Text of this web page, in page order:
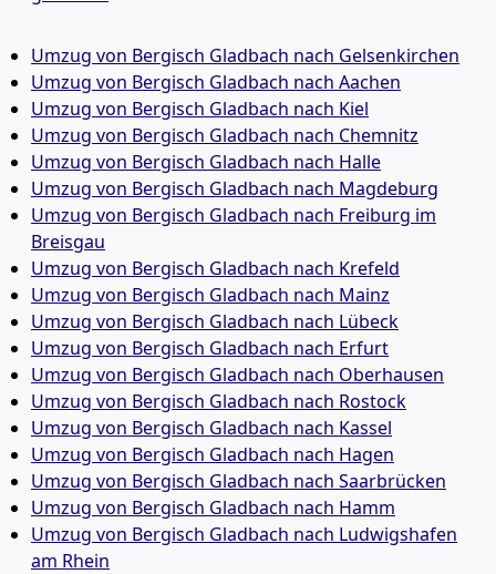
Umzug von Bergisch Gladbach nach Gelsenkirchen
Umzug von Bergisch Gladbach nach Aachen
Umzug von Bergisch Gladbach nach Kiel
Umzug von Bergisch Gladbach nach Chemnitz
Umzug von Bergisch Gladbach nach Halle
Umzug von Bergisch Gladbach nach Magdeburg
Umzug von Bergisch Gladbach nach Freiburg im
Breisgau
Umzug von Bergisch Gladbach nach Krefeld
Umzug von Bergisch Gladbach nach Mainz
Umzug von Bergisch Gladbach nach Lübeck
Umzug von Bergisch Gladbach nach Erfurt
Umzug von Bergisch Gladbach nach Oberhausen
Umzug von Bergisch Gladbach nach Rostock
Umzug von Bergisch Gladbach nach Kassel
Umzug von Bergisch Gladbach nach Hagen
Umzug von Bergisch Gladbach nach Saarbrücken
Umzug von Bergisch Gladbach nach Hamm
Umzug von Bergisch Gladbach nach Ludwigshafen
am Rhein